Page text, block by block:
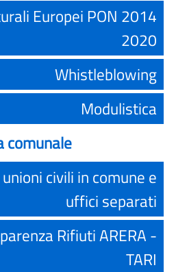
Europei PON 2014
2020
Whistleblowing
Modulistica
comunale
civili in comune e
uffici separati
Rifiuti ARERA -
TARI